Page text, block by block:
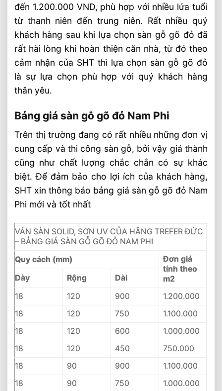
đến 1.200.000 VND, phù hợp với nhiều lứa tuổi
từ thanh niên đến trung niên. Rất nhiều quý
khách hàng sau khi lựa chọn sàn gỗ gõ đỏ đã
rất hài lòng khi hoàn thiện căn nhà, từ đó theo
cảm nhận của SHT thì lựa chọn sàn gỗ gõ đỏ
là sự lựa chọn phù hợp với quý khách hàng
thân yêu.
Bảng giá sàn gỗ gõ đỏ Nam Phi
Trên thị trường đang có rất nhiều những đơn vị
cung cấp và thi công sàn gỗ, bởi vậy giá thành
cũng như chất lượng chắc chắn có sự khác
biệt. Để đảm bảo cho lợi ích của khách hàng,
SHT xin thông báo bảng giá sàn gỗ gõ đỏ Nam
Phi mới và tốt nhất
VÁN SÀN SOLID, SƠN UV CỦA HÃNG TREFER ĐỨC
– BẢNG GIÁ SÀN GỖ GÕ ĐỎ NAM PHI
Quy cách (mm)
Đơn giá
tính theo
m2
Dày Rộng
Dài
18
120 900
1.200.000
18
120 750
1.100.000
18
120 600
1.000.000
18
120 450
750.000
18
90 900
1.100.000
18
90 750
1.000.000